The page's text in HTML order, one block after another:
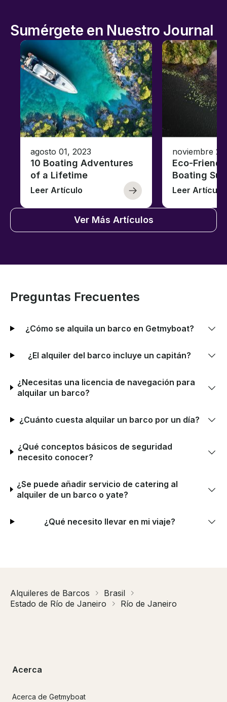
Sumérgete en Nuestro Journal
agosto 01, 2023
10 Boating Adventures
of a Lifetime
Leer Artículo
noviembre
Eco-
Boating
Leer Artículo
Ver Más Artículos
Preguntas Frecuentes
¿Cómo se alquila un barco en Getmyboat?
¿El alquiler del barco incluye un capitán?
¿Necesitas una licencia de navegación para
alquilar un barco?
¿Cuánto cuesta alquilar un barco por un día?
¿Qué conceptos básicos de seguridad
necesito conocer?
¿Se puede añadir servicio de catering al
alquiler de un barco o yate?
¿Qué necesito llevar en mi viaje?
Alquileres de Barcos
Brasil
Estado de Río de Janeiro
Río de Janeiro
Acerca
Acerca de Getmyboat